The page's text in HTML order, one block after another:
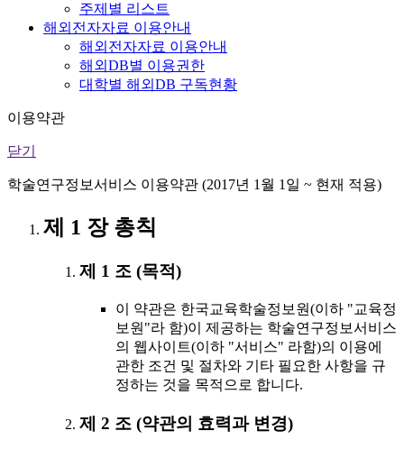
주제별 리스트
해외전자자료 이용안내
해외전자자료 이용안내
해외DB별 이용권한
대학별 해외DB 구독현황
이용약관
닫기
학술연구정보서비스 이용약관 (2017년 1월 1일 ~ 현재 적용)
제 1 장 총칙
제 1 조 (목적)
이 약관은 한국교육학술정보원(이하 "교육정
보원"라 함)이 제공하는 학술연구정보서비스
의 웹사이트(이하 "서비스" 라함)의 이용에
관한 조건 및 절차와 기타 필요한 사항을 규
정하는 것을 목적으로 합니다.
제 2 조 (약관의 효력과 변경)